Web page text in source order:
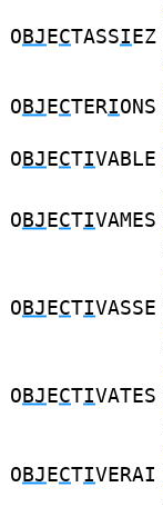
O BJ ECTASSI EZ
O BJ ECTERIONS
O BJ ECTIVABLE
O BJ ECTIVAMES
O BJ ECTIVASSE
O BJ ECTIVATES
O BJ ECTIVERAI